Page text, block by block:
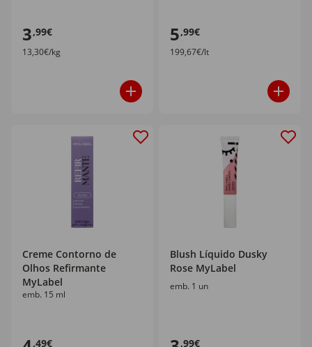
3,99€
13,30€/kg
5,99€
199,67€/lt
Creme Contorno de
Olhos Refirmante
MyLabel
emb. 15 ml
,49€
Blush Líquido Dusky
Rose MyLabel
emb. 1 un
,99€